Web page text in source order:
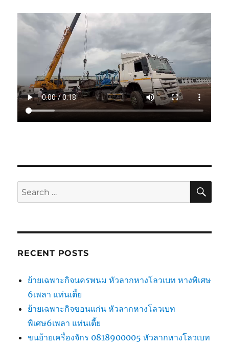
Search
for:
RECENT POSTS
ย้ายเฉพาะกิจนครพนม หัวลากหางโลวเบท หางพิเศษ
6เพลา แท่นเตี้ย
ย้ายเฉพาะกิจขอนแก่น หัวลากหางโลวเบท
พิเศษ6เพลา แท่นเตี้ย
ขนย้ายเครื่องจักร 0818900005 หัวลากหางโลวเบท